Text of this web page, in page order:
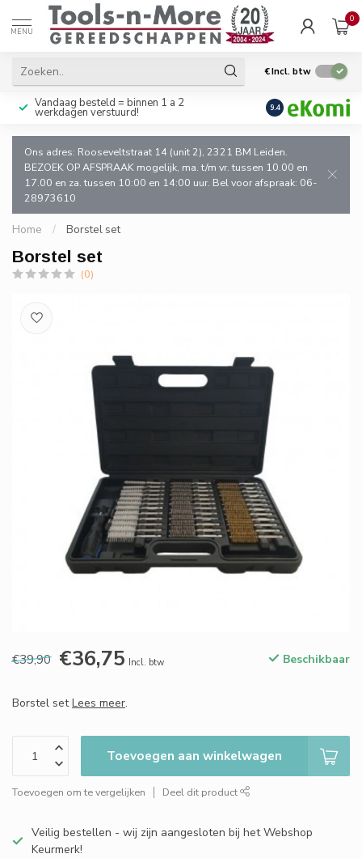
MENU
0
€Incl. btw
Vandaag besteld = binnen 1 a 2
werkdagen verstuurd!
Uitsluitend goede
en de vakman!
9.4
Ons adres: Rooseveltstraat 14 (unit 2), 2321 BM Leiden.
BEZOEK OP AFSPRAAK mogelijk, ma. t/m vr. tussen 10.00 en
17.00 en za. tussen 10:00 en 14:00 uur. Bel voor afspraak: 06-
28973610
Home / Borstel set
Borstel set
(0)
€39,90 €36,75 Incl. btw Beschikbaar
Borstel setLees meer.
Toevoegen aan winkelwagen
Toevoegen om te vergelijken Deel dit product
Veilig bestellen - wij zijn aangesloten bij het Webshop
Keurmerk!